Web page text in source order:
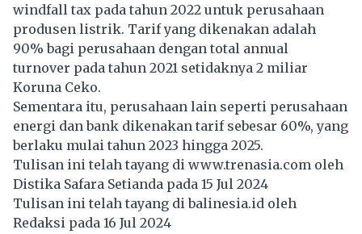
windfall tax pada tahun 2022 untuk perusahaan
produsen listrik. Tarif yang dikenakan adalah
90% bagi perusahaan dengan total annual
turnover pada tahun 2021 setidaknya 2 miliar
Koruna Ceko.
Sementara itu, perusahaan lain seperti perusahaan
energi dan bank dikenakan tarif sebesar 60%, yang
berlaku mulai tahun 2023 hingga 2025.
Tulisan ini telah tayang di www.trenasia.com oleh
Distika Safara Setianda pada 15 Jul 2024
Tulisan ini telah tayang dibalinesia.id oleh
Redaksi pada 16 Jul 2024